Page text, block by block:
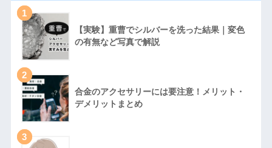
1
【実験】重曹でシルバーを洗った結果｜変色
の有無など写真で解説
2
合金のアクセサリーには要注意！メリット・
デメリットまとめ
3